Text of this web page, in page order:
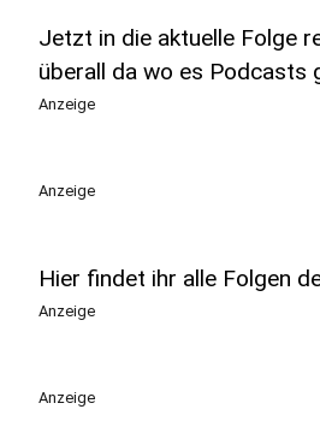
Jetzt in die aktuelle Folge
überall da wo es Podcasts
Anzeige
Anzeige
Hier findet ihr alle Folgen
Anzeige
Anzeige